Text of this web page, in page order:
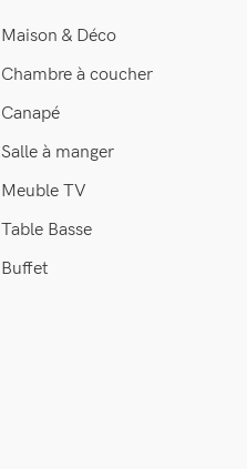
Maison & Déco
Chambre à coucher
Canapé
Salle à manger
Meuble TV
Table Basse
Buffet